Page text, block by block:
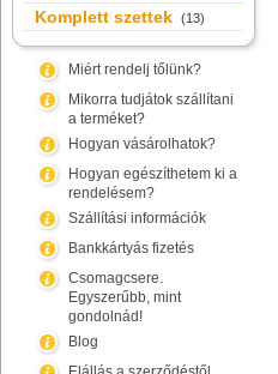
Komplett szettek (13)
Miért rendelj tőlünk?
Mikorra tudjátok szállítani
a terméket?
Hogyan vásárolhatok?
Hogyan egészíthetem ki a
rendelésem?
Szállítási információk
Bankkártyás fizetés
Csomagcsere.
Egyszerűbb, mint
gondolnád!
Blog